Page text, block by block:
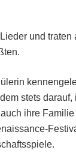
und
stets
ihre